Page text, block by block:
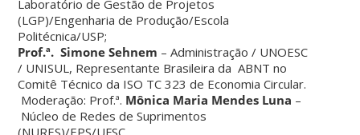
Laboratório de Gestão de Projetos
(LGP)/Engenharia de Produção/Escola
Politécnica/USP;
Prof.ª. Simone Sehnem – Administração / UNOESC
/ UNISUL, Representante Brasileira da ABNT no
Comitê Técnico da ISO TC 323 de Economia Circular.
Moderação: Prof.ª. Mônica Maria Mendes Luna –
Núcleo de Redes de Suprimentos
(NURES)/EPS/UFSC